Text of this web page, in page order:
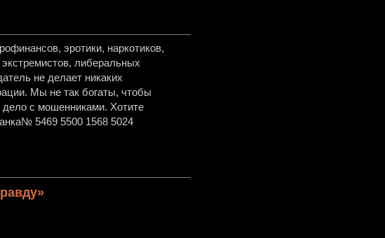
эротики, наркотиков,
либеральных
не делает никаких
Мы не так богаты, чтобы
дело с мошенниками. Хотите
5469 5500 1568 5024